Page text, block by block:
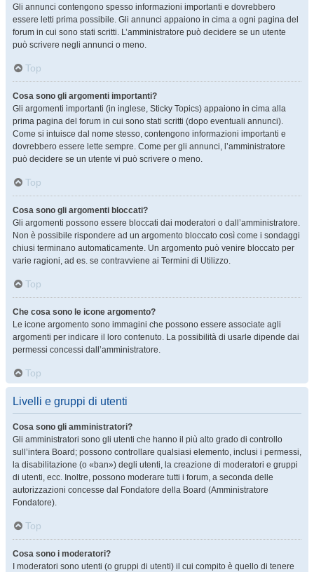
Gli annunci contengono spesso informazioni importanti e dovrebbero
essere letti prima possibile. Gli annunci appaiono in cima a ogni pagina del
forum in cui sono stati scritti. L’amministratore può decidere se un utente
può scrivere negli annunci o meno.
Top
Cosa sono gli argomenti importanti?
Gli argomenti importanti (in inglese, Sticky Topics) appaiono in cima alla
prima pagina del forum in cui sono stati scritti (dopo eventuali annunci).
Come si intuisce dal nome stesso, contengono informazioni importanti e
dovrebbero essere lette sempre. Come per gli annunci, l’amministratore
può decidere se un utente vi può scrivere o meno.
Top
Cosa sono gli argomenti bloccati?
Gli argomenti possono essere bloccati dai moderatori o dall’amministratore.
Non è possibile rispondere ad un argomento bloccato così come i sondaggi
chiusi terminano automaticamente. Un argomento può venire bloccato per
varie ragioni, ad es. se contravviene ai Termini di Utilizzo.
Top
Che cosa sono le icone argomento?
Le icone argomento sono immagini che possono essere associate agli
argomenti per indicare il loro contenuto. La possibilità di usarle dipende dai
permessi concessi dall’amministratore.
Top
Livelli e gruppi di utenti
Cosa sono gli amministratori?
Gli amministratori sono gli utenti che hanno il più alto grado di controllo
sull’intera Board; possono controllare qualsiasi elemento, inclusi i permessi,
la disabilitazione (o «ban») degli utenti, la creazione di moderatori e gruppi
di utenti, ecc. Inoltre, possono moderare tutti i forum, a seconda delle
autorizzazioni concesse dal Fondatore della Board (Amministratore
Fondatore).
Top
Cosa sono i moderatori?
I moderatori sono utenti (o gruppi di utenti) il cui compito è quello di tenere